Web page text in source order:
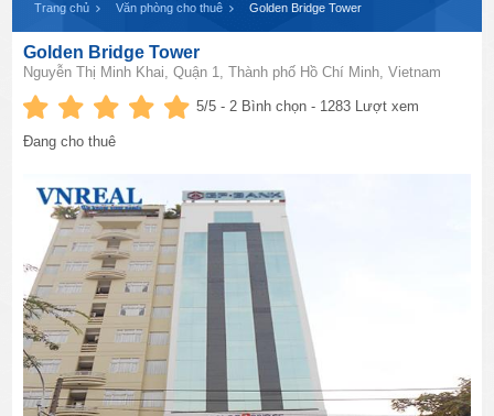
Trang chủ Văn phòng cho thuê Golden Bridge Tower
Golden Bridge Tower
Nguyễn Thị Minh Khai, Quận 1, Thành phố Hồ Chí Minh, Vietnam
5/5 -2 Bình chọn - 1283 Lượt xem
Đang cho thuê